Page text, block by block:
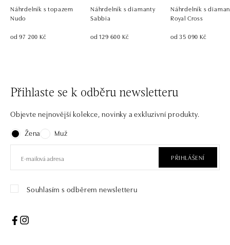
Náhrdelník s topazem
Nudo
od 97 200 Kč
Náhrdelník s diamanty
Sabbia
od 129 600 Kč
Náhrdelník s
Royal Cross
od 35 090 Kč
Přihlaste se k odběru newsletteru
Objevte nejnovější kolekce, novinky a exkluzivní produkty.
Žena
Muž
PŘIHLÁŠENÍ
Souhlasím s odběrem newsletteru